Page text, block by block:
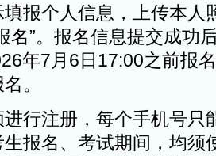
报个人信息，上传本人
名”。报名信息提交成功
年7月6日17:00之前报
。
行注册，每个手机号只
报名、考试期间，均须